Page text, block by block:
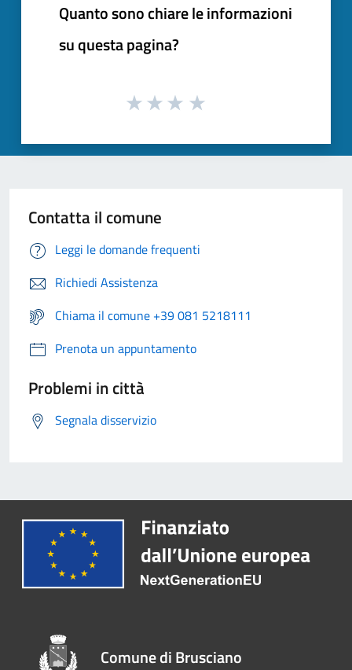
Quanto sono chiare le informazioni
su questa pagina?
Contatta il comune
Leggi le domande frequenti
Richiedi Assistenza
Chiama il comune +39 081 5218111
Prenota un appuntamento
Problemi in città
Segnala disservizio
Comune di Brusciano